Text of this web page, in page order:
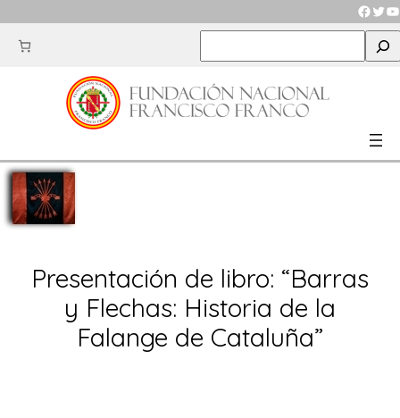
al
contenido
e
r
c
Presentación de libro: “Barras
y Flechas: Historia de la
Falange de Cataluña”